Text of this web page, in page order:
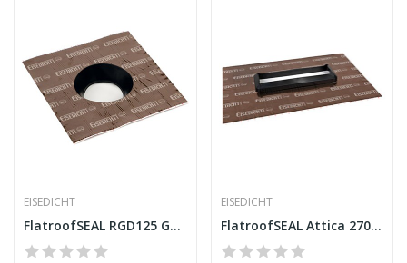
EISEDICHT
FlatroofSEAL RGD125 Gola para tubo
EISEDICHT
FlatroofSEAL Attica 270 x 80